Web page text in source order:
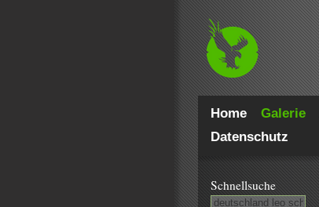
Home Galerie
Datenschutz
Schnell­suche